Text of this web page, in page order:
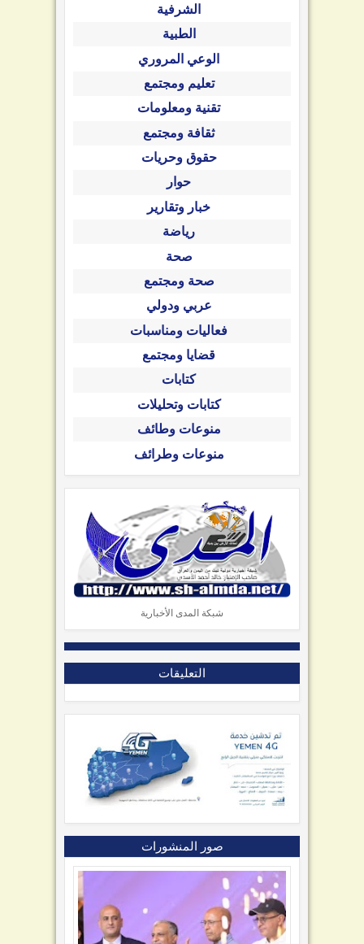
الشرفية
الطبية
الوعي المروري
تعليم ومجتمع
تقنية ومعلومات
ثقافة ومجتمع
حقوق وحريات
حوار
خبار وتقارير
رياضة
صحة
صحة ومجتمع
عربي ودولي
فعاليات ومناسبات
قضايا ومجتمع
كتابات
كتابات وتحليلات
منوعات وطائف
منوعات وطرائف
شبكة المدى الأخبارية
التعليقات
صور المنشورات